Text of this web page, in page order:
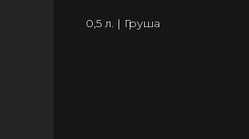
0,5 л. | Груша